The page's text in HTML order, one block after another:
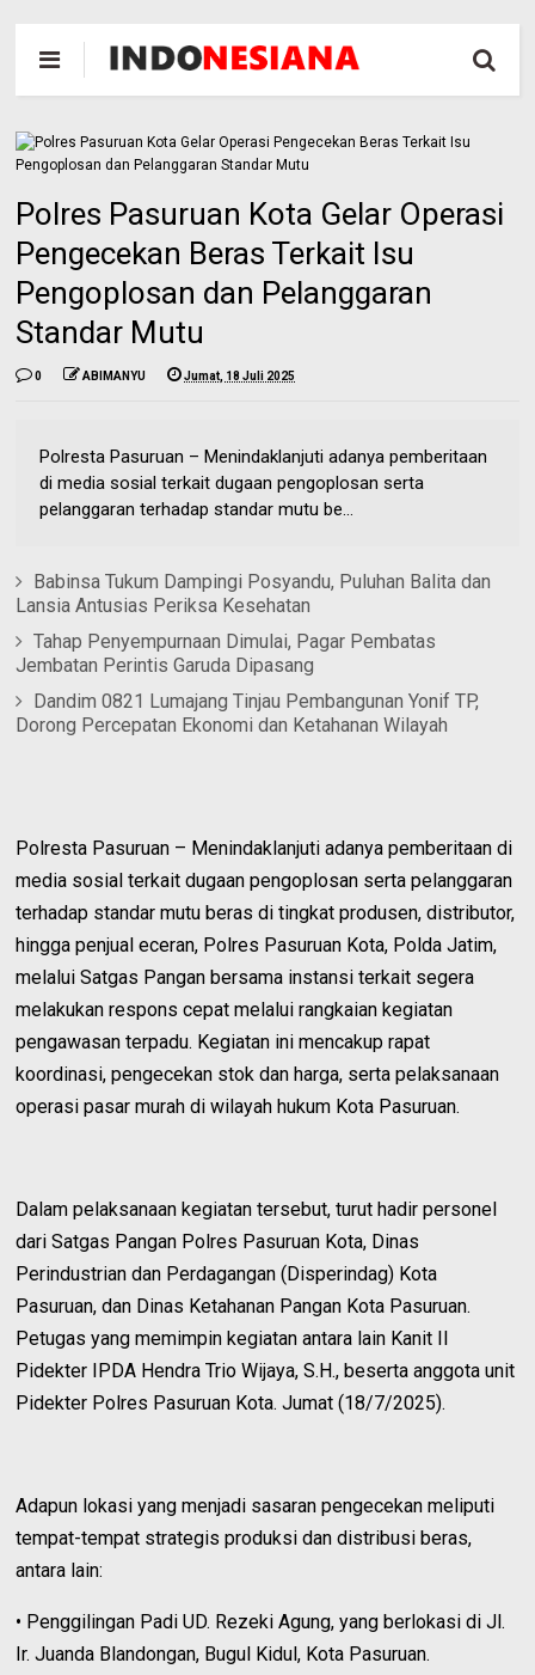
Polres Pasuruan Kota Gelar Operasi
Pengecekan Beras Terkait Isu
Pengoplosan dan Pelanggaran
Standar Mutu
0 ABIMANYU Jumat, 18 Juli 2025
Polresta Pasuruan – Menindaklanjuti adanya pemberitaan
di media sosial terkait dugaan pengoplosan serta
pelanggaran terhadap standar mutu be...
Babinsa Tukum Dampingi Posyandu, Puluhan Balita dan
Lansia Antusias Periksa Kesehatan
Tahap Penyempurnaan Dimulai, Pagar Pembatas
Jembatan Perintis Garuda Dipasang
Dandim 0821 Lumajang Tinjau Pembangunan Yonif TP,
Dorong Percepatan Ekonomi dan Ketahanan Wilayah
Polresta Pasuruan – Menindaklanjuti adanya pemberitaan di
media sosial terkait dugaan pengoplosan serta pelanggaran
terhadap standar mutu beras di tingkat produsen, distributor,
hingga penjual eceran, Polres Pasuruan Kota, Polda Jatim,
melalui Satgas Pangan bersama instansi terkait segera
melakukan respons cepat melalui rangkaian kegiatan
pengawasan terpadu. Kegiatan ini mencakup rapat
koordinasi, pengecekan stok dan harga, serta pelaksanaan
operasi pasar murah di wilayah hukum Kota Pasuruan.
Dalam pelaksanaan kegiatan tersebut, turut hadir personel
dari Satgas Pangan Polres Pasuruan Kota, Dinas
Perindustrian dan Perdagangan (Disperindag) Kota
Pasuruan, dan Dinas Ketahanan Pangan Kota Pasuruan.
Petugas yang memimpin kegiatan antara lain Kanit II
Pidekter IPDA Hendra Trio Wijaya, S.H., beserta anggota unit
Pidekter Polres Pasuruan Kota. Jumat (18/7/2025).
Adapun lokasi yang menjadi sasaran pengecekan meliputi
tempat-tempat strategis produksi dan distribusi beras,
antara lain:
• Penggilingan Padi UD. Rezeki Agung, yang berlokasi di Jl.
Ir. Juanda Blandongan, Bugul Kidul, Kota Pasuruan.